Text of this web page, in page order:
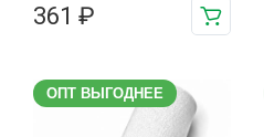
361 ₽
ОПТ ВЫГОДНЕЕ